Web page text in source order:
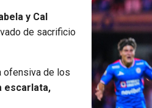
y Cal
de sacrificio
ofensiva de los
escarlata,